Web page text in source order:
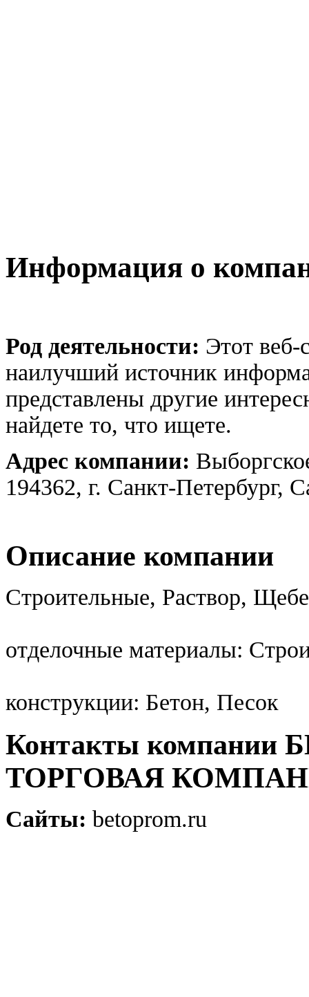
Информация о
Род деятельности: Этот веб-
наилучший источник
представлены другие
найдете то, что ищете.
Адрес компании:
194362, г. Санкт-Петербург,
Описание компании
Строительные, Раствор,
отделочные материалы:
конструкции: Бетон, Песок
Контакты
ТОРГОВАЯ
Сайты: betoprom.ru